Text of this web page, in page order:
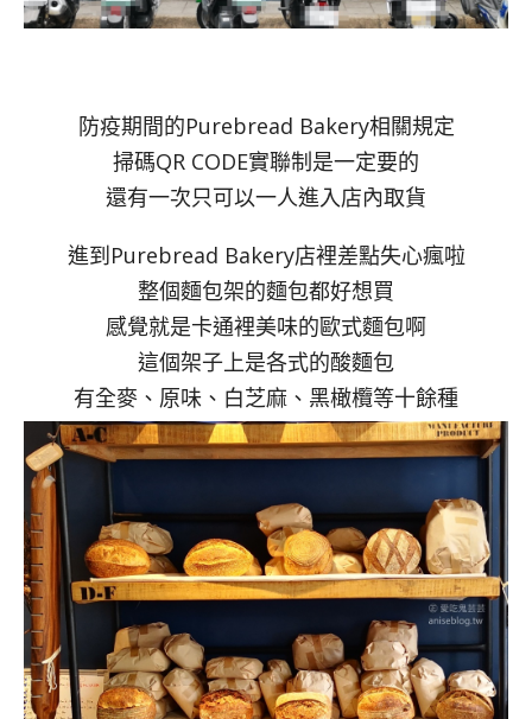
防疫期間的Purebread Bakery相關規定
掃碼QR CODE實聯制是一定要的
還有一次只可以一人進入店內取貨
進到Purebread Bakery店裡差點失心瘋啦
整個麵包架的麵包都好想買
感覺就是卡通裡美味的歐式麵包啊
這個架子上是各式的酸麵包
有全麥、原味、白芝麻、黑橄欖等十餘種